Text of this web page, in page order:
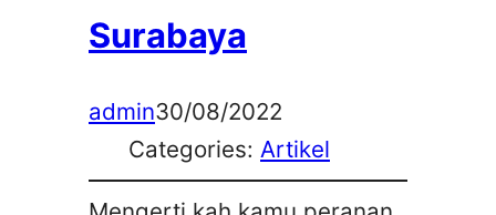
Surabaya
admin30/08/2022
Categories: Artikel